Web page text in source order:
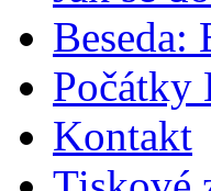
Beseda:
Počátky
Kontakt